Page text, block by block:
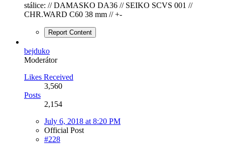
stálice: // DAMASKO DA36 // SEIKO SCVS 001 //
CHR.WARD C60 38 mm // +-
Report Content
bejduko
Moderátor
Likes Received
3,560
Posts
2,154
July 6, 2018 at 8:20 PM
Official Post
#228